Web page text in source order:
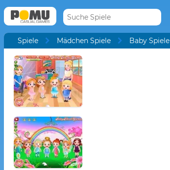
Spiele Mädchen Spiele Baby Spiele